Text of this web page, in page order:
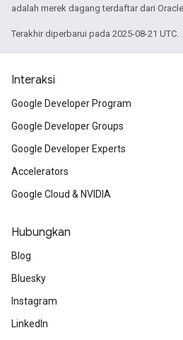
adalah merek dagang terdaftar dari
Terakhir diperbarui pada 2025-08-21 UTC.
Interaksi
Google Developer Program
Google Developer Groups
Google Developer Experts
Accelerators
Google Cloud & NVIDIA
Hubungkan
Blog
Bluesky
Instagram
LinkedIn